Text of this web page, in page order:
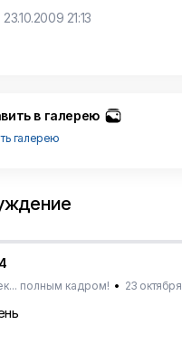
23.10.2009 21:13
в галерею
галерею
полным кадром! • 23 октября